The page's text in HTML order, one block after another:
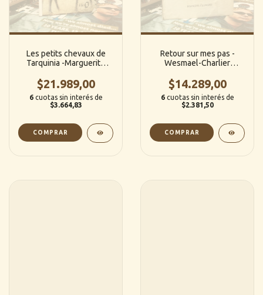
Les petits chevaux de
Tarquinia -Marguerite
$21.989,00
6 cuotas sin interés de
$3.664,83
Retour sur mes pas -
Wesmael-Charlier
$14.289,00
6 cuotas sin interés de
$2.381,50